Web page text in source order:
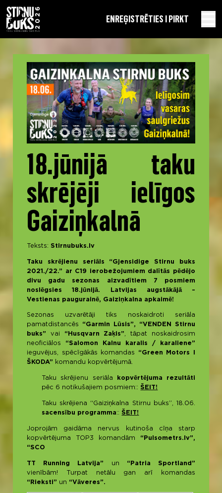
ENREĢISTRĒTIES I PIRKT
18.jūnijā taku
skrējēji ielīgos
Gaiziņkalnā
Teksts: Stirnubuks.lv
Taku skrējienu seriāls “Gjensidige Stirnu buks
2021./22.” ar C19 ierobežojumiem dalītās pēdējo
divu gadu sezonas aizvadītiem 7 posmiem
noslēgsies 18.jūnijā. Latvijas augstākājā –
Vestienas paugurainē, Gaiziņkalna apkaimē!
Sezonas uzvarētāji tiks noskaidroti seriāla
pamatdistancēs “Garmin Lūsis”, “VENDEN Stirnu
buks”
vai “Husqvarn Zaķis”, tāpat noskaidrosim
neoficiālos “Salomon Kalnu karalis / karaliene”
ieguvējus, spēcīgākās komandas
“Green Motors I
ŠKODA”
komandu kopvērtējumā.
Taku skrējienu seriāla
kopvērtējuma rezultāti
pēc 6 notikušajiem posmiem:: ŠEIT!
Taku skrējiena “Gaiziņkalna Stirnu buks”, 18.06.
sacensību programma:: ŠEIT!
Joprojām gaidāma nervus kutinoša cīņa starp
kopvērtējuma TOP3 komandām
“Pulsometrs.lv”,
“SCO
TT Running Latvija” un
“Patria Sportland”
vienībām! Turpat netālu gan arī komandas
“Rieksti” un “Vāveres”.